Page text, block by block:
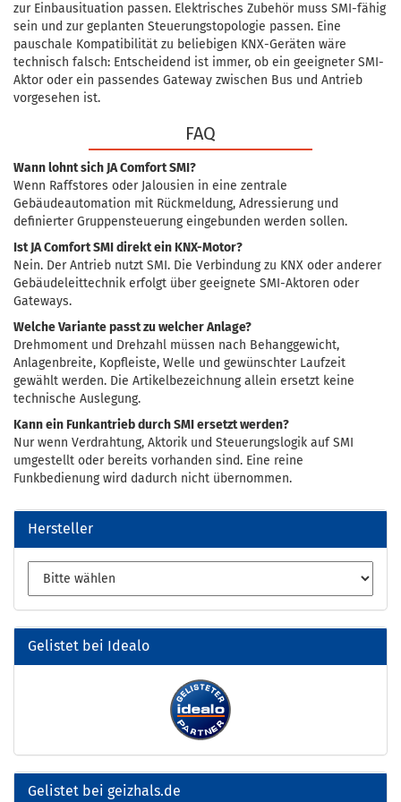
zur Einbausituation passen. Elektrisches Zubehör muss SMI-fähig
sein und zur geplanten Steuerungstopologie passen. Eine
pauschale Kompatibilität zu beliebigen KNX-Geräten wäre
technisch falsch: Entscheidend ist immer, ob ein geeigneter SMI-
Aktor oder ein passendes Gateway zwischen Bus und Antrieb
vorgesehen ist.
FAQ
Wann lohnt sich JA Comfort SMI?
Wenn Raffstores oder Jalousien in eine zentrale
Gebäudeautomation mit Rückmeldung, Adressierung und
definierter Gruppensteuerung eingebunden werden sollen.
Ist JA Comfort SMI direkt ein KNX-Motor?
Nein. Der Antrieb nutzt SMI. Die Verbindung zu KNX oder anderer
Gebäudeleittechnik erfolgt über geeignete SMI-Aktoren oder
Gateways.
Welche Variante passt zu welcher Anlage?
Drehmoment und Drehzahl müssen nach Behanggewicht,
Anlagenbreite, Kopfleiste, Welle und gewünschter Laufzeit
gewählt werden. Die Artikelbezeichnung allein ersetzt keine
technische Auslegung.
Kann ein Funkantrieb durch SMI ersetzt werden?
Nur wenn Verdrahtung, Aktorik und Steuerungslogik auf SMI
umgestellt oder bereits vorhanden sind. Eine reine
Funkbedienung wird dadurch nicht übernommen.
Hersteller
Gelistet bei Idealo
Gelistet bei geizhals.de